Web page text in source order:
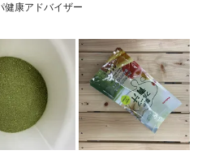
健康アドバイザー